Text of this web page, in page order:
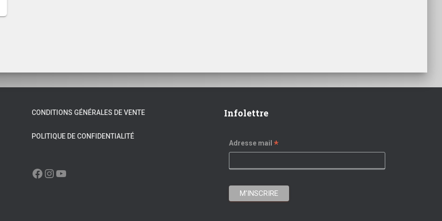
CONDITIONS GÉNÉRALES DE VENTE
POLITIQUE DE CONFIDENTIALITÉ
FACEBOOK INSTAGRAM
Infolettre
Adresse mail*